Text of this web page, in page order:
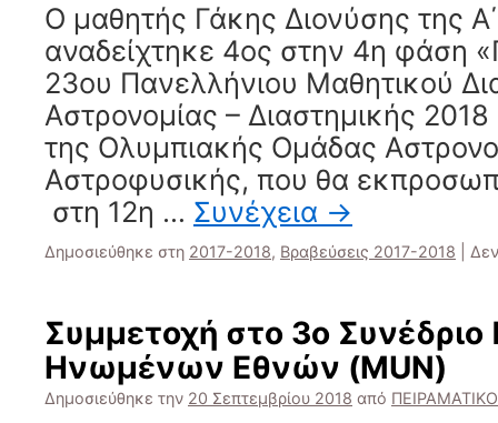
Ο μαθητής Γάκης Διονύσης της
αναδείχτηκε 4ος στην 4η φάση
23ου Πανελλήνιου Μαθητικού
Αστρονομίας – Διαστημικής 2018
της Ολυμπιακής Ομάδας
Αστροφυσικής, που θα
στη 12η … Συνέχεια →
Δημοσιεύθηκε στη 2017-2018, Βραβεύσεις 2017-2018
Συμμετοχή στο 3ο
Ηνωμένων Εθνών (MUN)
Δημοσιεύθηκε την 20 Σεπτεμβρίου 2018 από